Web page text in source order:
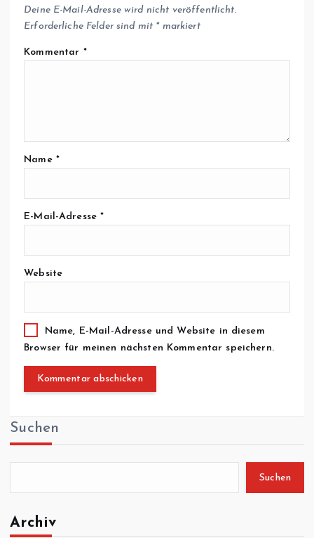
Deine E-Mail-Adresse wird nicht veröffentlicht.
Erforderliche Felder sind mit *markiert
Kommentar *
Name *
E-Mail-Adresse*
Website
Name, E-Mail-Adresse und Website in diesem
Browser für meinen nächsten Kommentar speichern.
Suchen
Suchen
Archiv